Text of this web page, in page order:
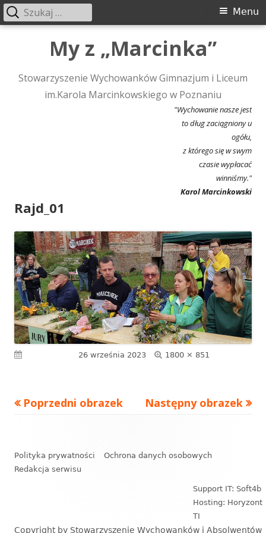
My z „Marcinka”
Stowarzyszenie Wychowanków Gimnazjum i Liceum
im.Karola Marcinkowskiego w Poznaniu
"Wychowanie nasze jest
to dług zaciągniony u
ogółu,
z którego się w swym
czasie wypłacać
winniśmy."
Karol Marcinkowski
Menu
główne
Menu
Szukaj:
Rajd_01
26 września 2023
Pełny
1800 × 851
Poprzedni obrazek Następny obrazek
stopki
Polityka prywatności
Ochrona danych osobowych
Redakcja serwisu
Support IT: Soft4b
Hosting: Horyzont
TI
Copyright by Stowarzyszenie Wychowanków i Absolwentów